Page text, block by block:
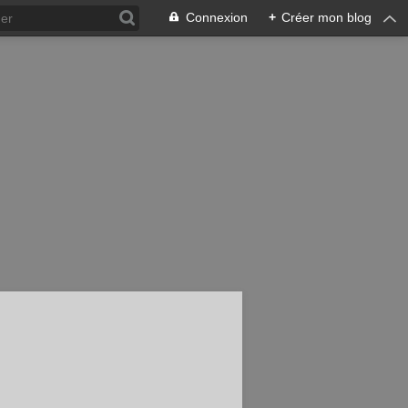
Connexion + Créer mon blog